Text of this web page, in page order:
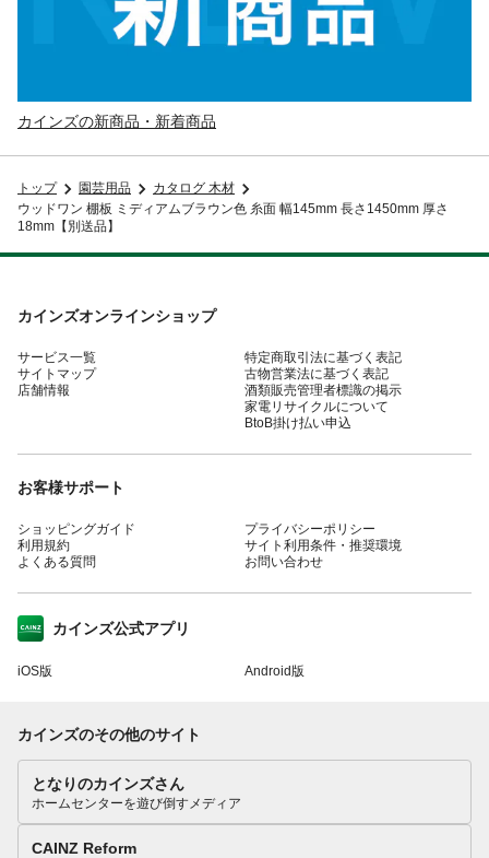
カインズの新商品・新着商品
トップ 園芸用品
カタログ 木材
ウッドワン 棚板 ミディアムブラウン色 糸面 幅145mm 長さ1450mm 厚さ
18mm【別送品】
カインズオンラインショップ
サービス一覧
サイトマップ
店舗情報
特定商取引法に基づく表記
古物営業法に基づく表記
酒類販売管理者標識の掲示
家電リサイクルについて
BtoB掛け払い申込
お客様サポート
ショッピングガイド
利用規約
よくある質問
プライバシーポリシー
サイト利用条件・推奨環境
お問い合わせ
カインズ公式アプリ
iOS版 Android版
カインズのその他のサイト
となりのカインズさん
ホームセンターを遊び倒すメディア
CAINZ Reform